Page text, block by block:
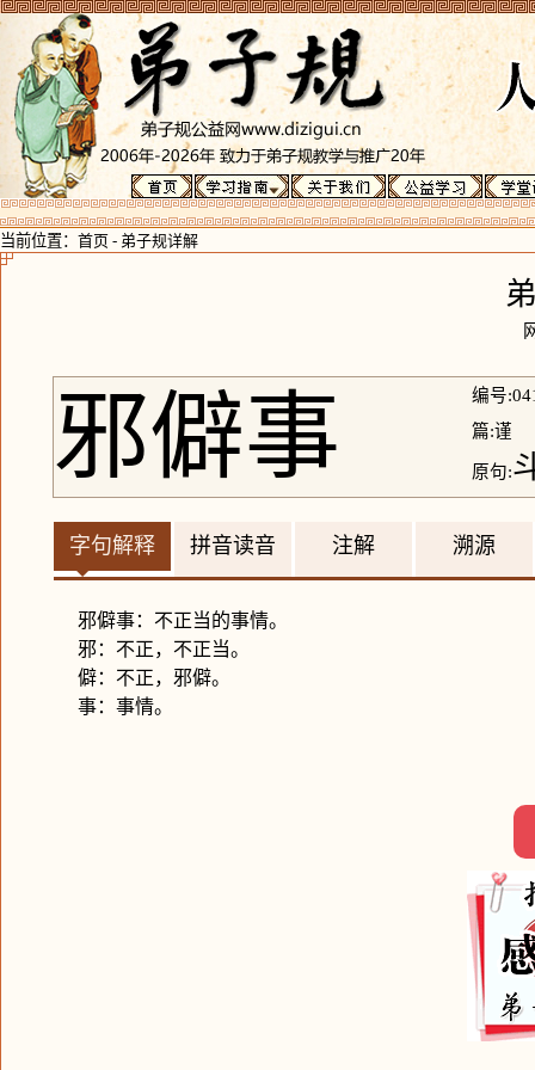
当前位置： 首页 - 弟子规详解
邪僻事
编号
篇:谨
原句:
字句解释 拼音读音 注解 溯源
邪僻事：不正当的事情。
邪：不正，不正当。
僻：不正，邪僻。
事：事情。